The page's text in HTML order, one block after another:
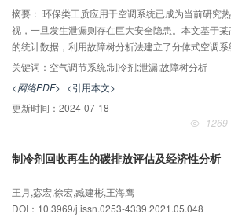
摘要： 环保类工质应用于空调系统已成为当前研究
视，一旦发生泄漏则存在巨大安全隐患。本文基于
的统计数据，利用故障树分析法建立了分体式空调
成因及泄漏位置进行定性定量分析。结果表明：分体
概率约为2.72×10-3，高于室内侧泄漏的概率（
泄漏的可能性由高到低依次为：室外侧管路连接喇
（室外侧），蒸发器配管>蒸发器弯头>蒸发器进出口
泄漏成因发生概率由高到低依次为：工艺缺陷>钎焊
泄漏防护提供一定的指导。
关键词： 空气调节系统;制冷剂;泄漏;故障树分析
<网络PDF> <引用本文>
更新时间： 2024-07-18
1269
制冷剂回收再生的碳排放评估及经济性分析
王月,宓宏,徐宏,臧建彬,王海鹰
DOI：10.3969/j.issn.0253-4339.2021.05.048